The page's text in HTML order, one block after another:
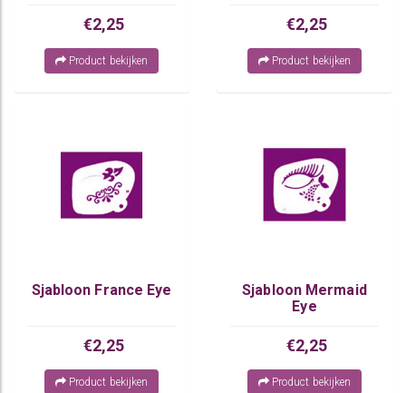
€2,25
Product bekijken
€2,25
Product bekijken
Sjabloon France Eye
€2,25
Product bekijken
Sjabloon Mermaid
Eye
€2,25
Product bekijken